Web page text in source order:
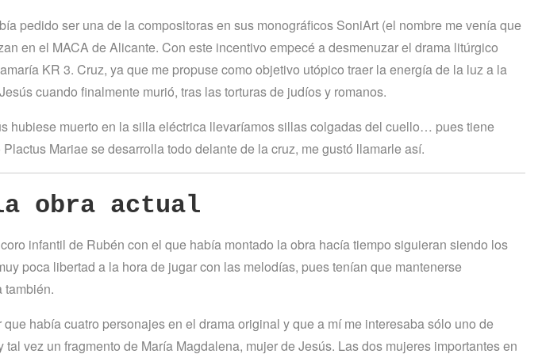
pedido ser una de la compositoras en sus monográficos SoniArt (el nombre me venía que
en el MACA de Alicante. Con este incentivo empecé a desmenuzar el drama litúrgico
KR 3. Cruz, ya que me propuse como objetivo utópico traer la energía de la luz a la
cuando finalmente murió, tras las torturas de judíos y romanos.
hubiese muerto en la silla eléctrica llevaríamos sillas colgadas del cuello… pues tiene
Mariae se desarrolla todo delante de la cruz, me gustó llamarle así.
obra actual
infantil de Rubén con el que había montado la obra hacía tiempo siguieran siendo los
poca libertad a la hora de jugar con las melodías, pues tenían que mantenerse
también.
había cuatro personajes en el drama original y que a mí me interesaba sólo uno de
vez un fragmento de María Magdalena, mujer de Jesús. Las dos mujeres importantes en